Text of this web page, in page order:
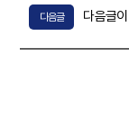
다음글 다음글